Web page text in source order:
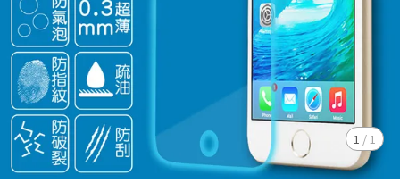
1 / 1